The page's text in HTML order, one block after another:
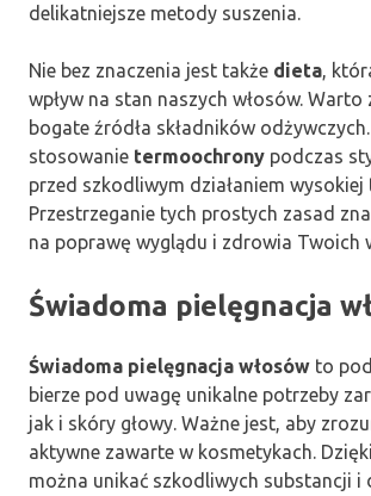
delikatniejsze metody suszenia.
Nie bez znaczenia jest także dieta,
wpływ na stan naszych włosów. Warto
bogate źródła składników
stosowanie termoochrony podczas
przed szkodliwym działaniem wysokiej
Przestrzeganie tych prostych zasad
na poprawę wyglądu i zdrowia Twoich
Świadoma pielęgnacja
Świadoma pielęgnacja włosów to
bierze pod uwagę unikalne potrzeby
jak i skóry głowy. Ważne jest, aby
aktywne zawarte w kosmetykach.
można unikać szkodliwych substancji i